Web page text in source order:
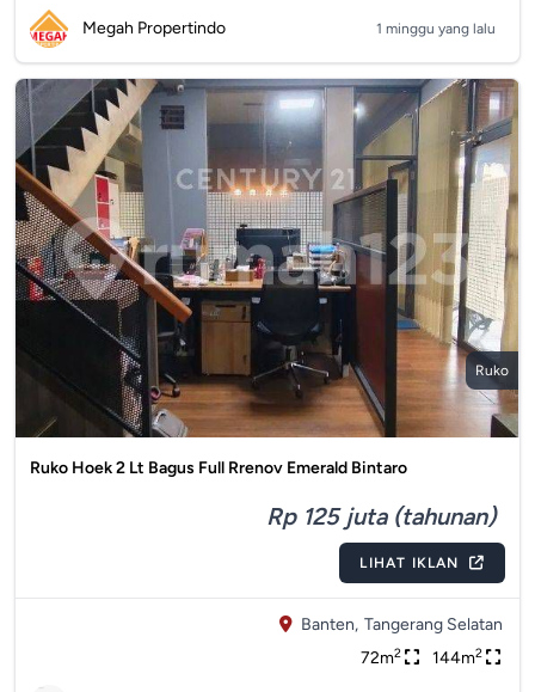
Megah Propertindo 1 minggu yang lalu
Ruko
Ruko Hoek 2 Lt Bagus Full Rrenov Emerald Bintaro
Rp 125 juta (tahunan)
LIHAT IKLAN
Banten, Tangerang Selatan
72m2 144m2